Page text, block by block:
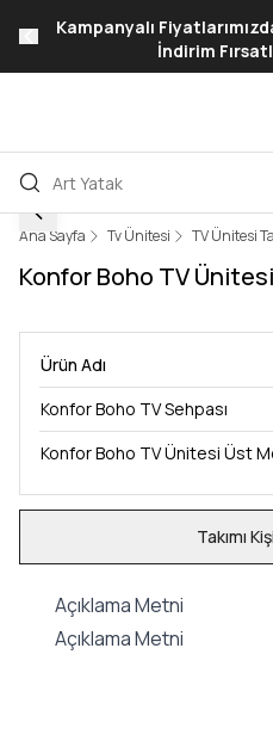
Kampanyalı
İndirim
Ana Sayfa Tv Ünitesi TV Ünitesi
Konfor Boho TV Ünitesi
Ürün Adı
Konfor Boho TV Sehpası
Konfor Boho TV Ünitesi Üst
Takımı
Açıklama Metni
Açıklama Metni